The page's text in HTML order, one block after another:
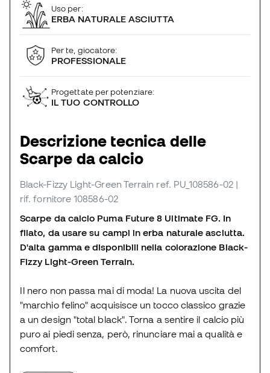
Uso per:
ERBA NATURALE ASCIUTTA
Per te, giocatore:
PROFESSIONALE
Progettate per potenziare:
IL TUO CONTROLLO
Descrizione tecnica delle
Scarpe da calcio
Black-Fizzy Light-Green Terrain ref. PU_108586-02 |
rif. fornitore 108586-02
Scarpe da calcio Puma Future 8 Ultimate FG. In
filato, da usare su campi in erba naturale asciutta.
D'alta gamma e disponibili nella colorazione Black-
Fizzy Light-Green Terrain.
Il nero non passa mai di moda! La nuova uscita del
"marchio felino" acquisisce un tocco classico grazie
a un design "total black". Torna a sentire il calcio più
puro ai piedi senza, però, rinunciare mai a qualità e
comfort.